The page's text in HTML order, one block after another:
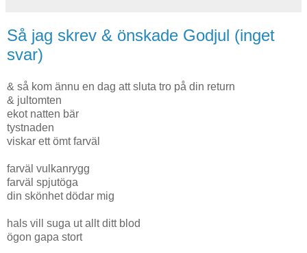
Så jag skrev & önskade Godjul (inget
svar)
& så kom ännu en dag att sluta tro på din return
& jultomten
ekot natten bär
tystnaden
viskar ett ömt farväl
farväl vulkanrygg
farväl spjutöga
din skönhet dödar mig
hals vill suga ut allt ditt blod
ögon gapa stort